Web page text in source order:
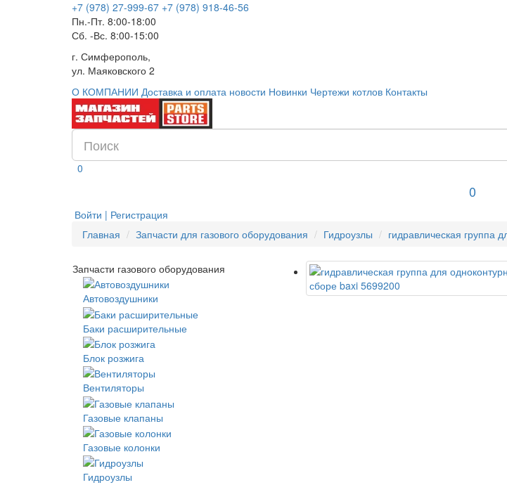
+7 (978) 27-999-67 +7 (978) 918-46-56
Пн.-Пт. 8:00-18:00
Сб. -Вс. 8:00-15:00
г. Симферополь,
ул. Маяковского 2
О КОМПАНИИ Доставка и оплата новости Новинки Чертежи котлов Контакты
0
0
Войти | Регистрация
Главная
Запчасти для газового оборудования Гидроузлы гидравлическая группа
Запчасти газового оборудования
Автовоздушники
Баки расширительные
Блок розжига
Вентиляторы
Газовые клапаны
Газовые колонки
Гидроузлы